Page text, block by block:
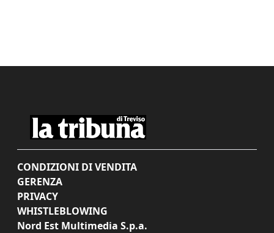
CONDIZIONI DI VENDITA
GERENZA
PRIVACY
WHISTLEBLOWING
Nord Est Multimedia S.p.a.